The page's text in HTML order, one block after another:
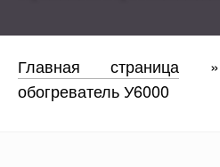
Главная страница
обогреватель У6000